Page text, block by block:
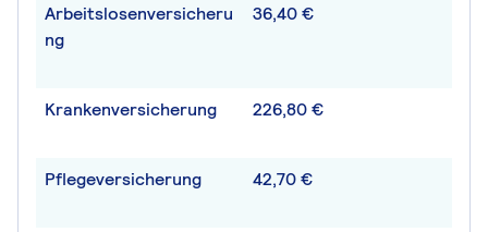
Arbeitslosenversicheru
ng
36,40 €
Krankenversicherung 226,80 €
Pflegeversicherung 42,70 €